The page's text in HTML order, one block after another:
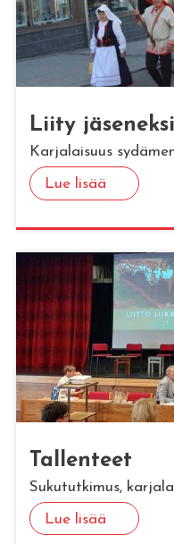
Liity jä­se­nek­si
Karjalaisuus
Lue lisää
Tal­len­teet
Sukututkimus,
Lue lisää